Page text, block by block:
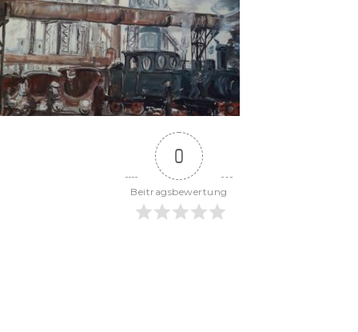
0
Beitragsbewertung